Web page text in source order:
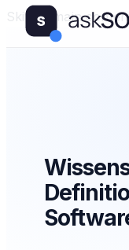
Skip to main